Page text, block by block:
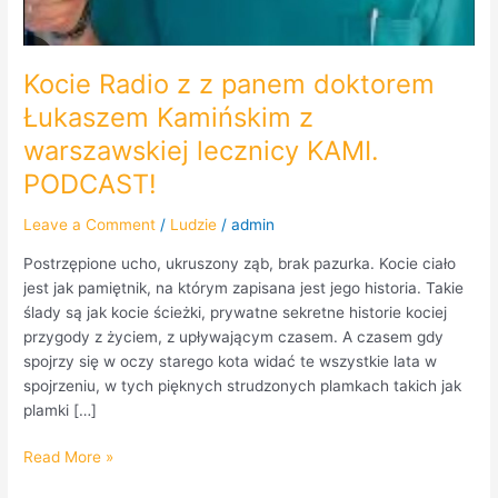
Kocie Radio z z panem doktorem
Łukaszem Kamińskim z
warszawskiej lecznicy KAMI.
PODCAST!
Leave a Comment / Ludzie /admin
Postrzępione ucho, ukruszony ząb, brak pazurka. Kocie ciało
jest jak pamiętnik, na którym zapisana jest jego historia. Takie
ślady są jak kocie ścieżki, prywatne sekretne historie kociej
przygody z życiem, z upływającym czasem. A czasem gdy
spojrzy się w oczy starego kota widać te wszystkie lata w
spojrzeniu, w tych pięknych strudzonych plamkach takich jak
plamki […]
Read More »